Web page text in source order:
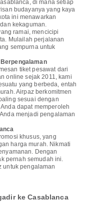
di mana setiap
budayanya yang kaya
ini menawarkan
kekaguman.
ramai, mencicipi
Mulailah perjalanan
sempurna untuk
tiket pesawat dari
online sejak 2011, kami
yang berbeda, entah
Airpaz berkomitmen
sesuai dengan
dapat memperoleh
menjadi pengalaman
khusus, yang
harga murah. Nikmati
Dengan
pernah semudah ini.
untuk pengalaman
ke Casablanca